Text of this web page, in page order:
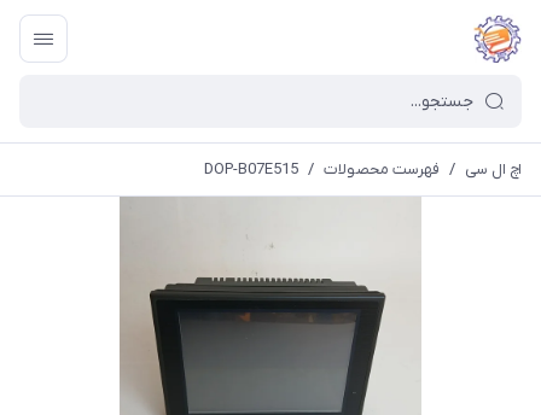
اچ ال سی / فهرست محصولات /
DOP-B07E515